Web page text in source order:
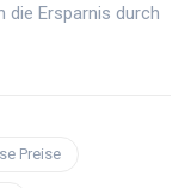
die Ersparnis durch
Preise